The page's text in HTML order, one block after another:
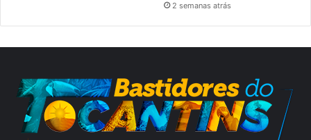
2 semanas atrás